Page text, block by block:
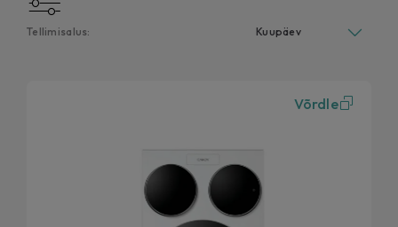
Tellimisalus:
Võrdle